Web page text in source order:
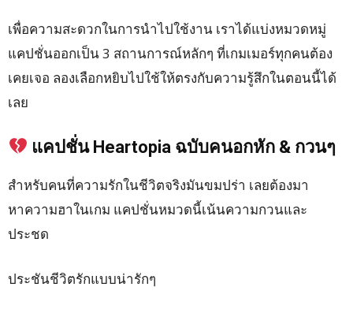
เพื่อความสะดวกในการนำไปใช้งาน เราได้แบ่งหมวดหมู่
แคปชั่นออกเป็น 3 สถานการณ์หลักๆ ที่เกมเมอร์ทุกคนต้อง
เคยเจอ ลองเลือกหยิบไปใช้ให้ตรงกับความรู้สึกในตอนนี้ได้
เลย
แคปชั่น Heartopia ฉบับคนอกหัก & กวนๆ
สำหรับคนที่ความรักในชีวิตจริงมันขมปร่า เลยต้องมา
หาความฮาในเกม แคปชั่นหมวดนี้เน้นความกวนและ
ประชด
ประชันชีวิตรักแบบน่ารักๆ